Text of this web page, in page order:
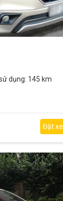
dụng: 145 km
Đặt xe